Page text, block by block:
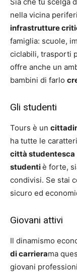
nella vicina
infrastrutture
famiglia: scuole,
ciclabili, trasporti
offre anche un
bambini di farlo
Gli studenti
Tours è un
ha tutte le
città studentesca
studentiè forte,
condivisi. Se stai
sicuro ed
Giovani attivi
Il dinamismo
di carrierama
giovani